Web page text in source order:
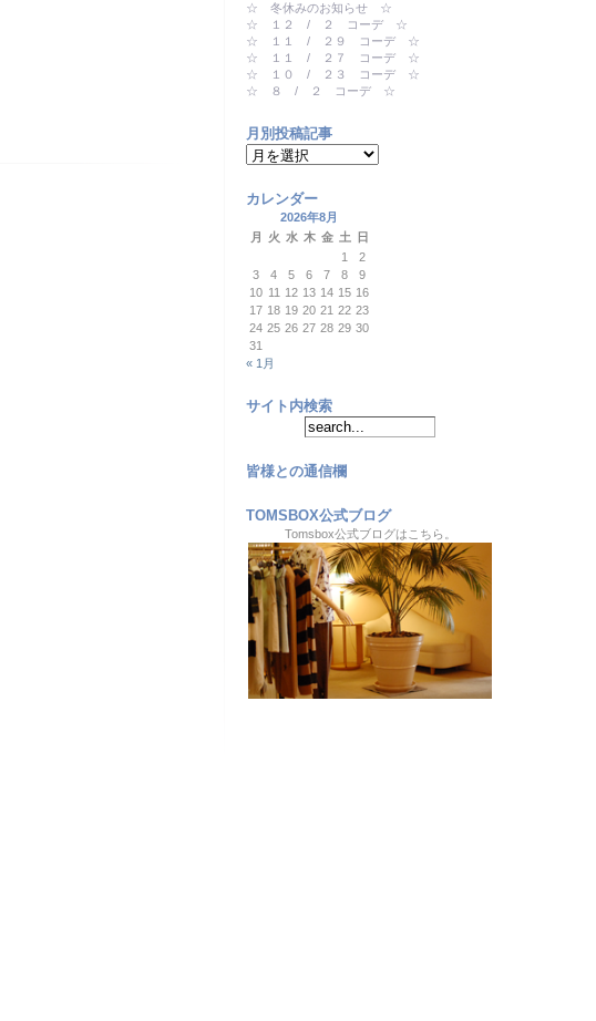
☆ 冬休みのお知らせ ☆
☆ １２ / ２ コーデ ☆
☆ １１ / ２９ コーデ ☆
☆ １１ / ２７ コーデ ☆
☆ １０ / ２３ コーデ ☆
☆ ８ / ２ コーデ ☆
月別投稿記事
月
別
稿
事
カレンダー
2026年8月
月
火 水 木 金 土
日
1
2
3
4 5 6 7 8
9
10 11 12 13 14 15 16
17 18 19 20 21 22 23
24 25 26 27 28 29 30
31
« 1月
サイト内検索
皆様との通信欄
TOMSBOX公式ブログ
Tomsbox公式ブログはこちら。